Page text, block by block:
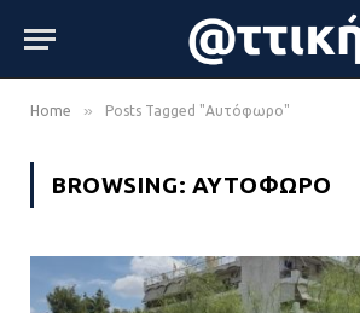
Home » Posts Tagged "Αυτόφωρο"
BROWSING: ΑΥΤΌΦΩΡΟ